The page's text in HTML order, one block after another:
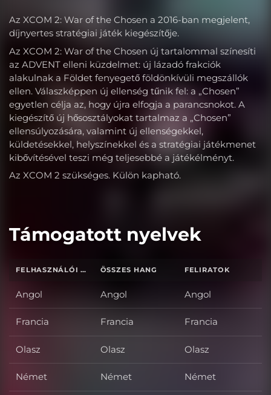
Az XCOM 2: War of the Chosen a 2016-ban megjelent,
díjnyertes stratégiai játék kiegészítője.
Az XCOM 2: War of the Chosen új tartalommal színesíti
az ADVENT elleni küzdelmet: új lázadó frakciók
alakulnak a Földet fenyegető földönkívüli megszállók
ellen. Válaszképpen új ellenség tűnik fel: a „Chosen”
egyetlen célja az, hogy újra elfogja a parancsnokot. A
kiegészítő új hősosztályokat tartalmaz a „Chosen”
ellensúlyozására, valamint új ellenségekkel,
küldetésekkel, helyszínekkel és a stratégiai játékmenet
kibővítésével teszi még teljesebbé a játékélményt.
Az XCOM 2 szükséges. Külön kapható.
Támogatott nyelvek
FELHASZNÁLÓI FELÜLET ÖSSZES HANG FELIRATOK
Angol Angol Angol
Francia Francia Francia
Olasz Olasz Olasz
Német Német Német